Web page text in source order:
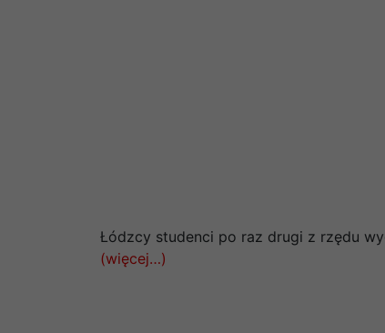
Łódzcy studenci po raz drugi z rzędu
(więcej…)